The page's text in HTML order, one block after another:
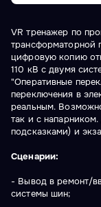
VR тренажер по
трансформаторной
цифровую копию
110 кВ с двумя
"Оперативные
переключения в
реальным.
так и с
подсказками) и
Сценарии:
- Вывод в ремонт/
системы шин;